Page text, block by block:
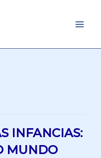
INFANCIAS:
MUNDO